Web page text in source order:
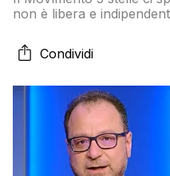
non è libera e
obbedito al padrone”
in lista. Al contrario di
stampa è libera e
Condividi